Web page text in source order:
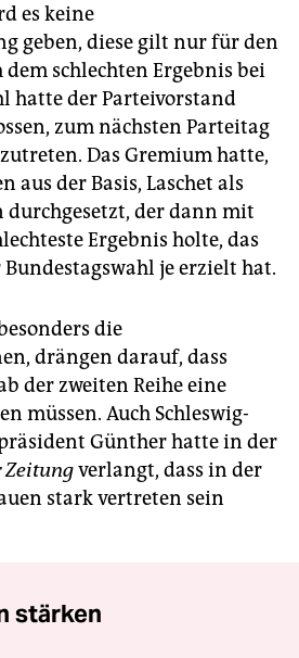
es keine
geben, diese gilt nur für den
schlechten Ergebnis bei
hatte der Parteivorstand
zum nächsten Parteitag
Das Gremium hatte,
aus der Basis, Laschet als
der dann mit
Ergebnis holte, das
je erzielt hat.
die
drängen darauf, dass
der zweiten Reihe eine
müssen. Auch Schleswig-
Günther hatte in der
Zeitungverlangt, dass in der
stark vertreten sein
stärken